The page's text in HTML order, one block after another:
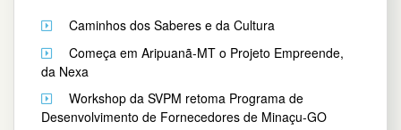
Caminhos dos Saberes e da Cultura
Começa em Aripuanã-MT o Projeto Empreende,
da Nexa
Workshop da SVPM retoma Programa de
Desenvolvimento de Fornecedores de Minaçu-GO